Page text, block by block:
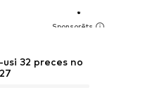
32 preces no